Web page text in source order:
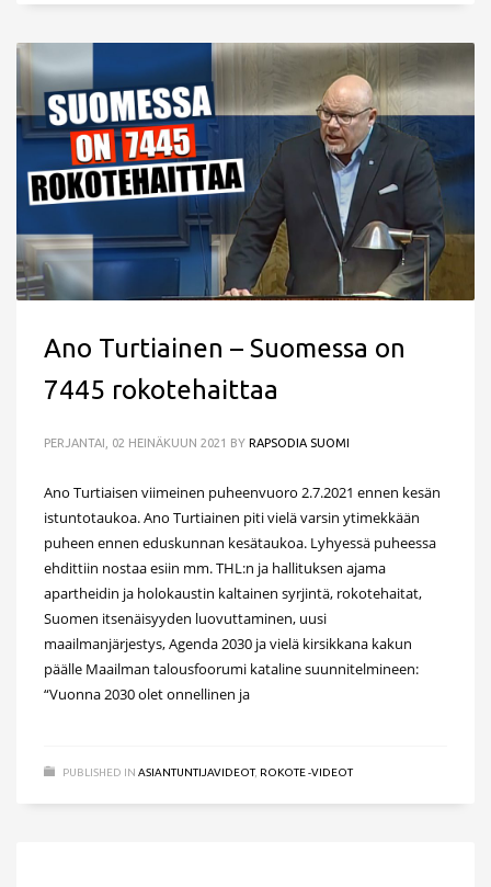
Ano Turtiainen – Suomessa on
7445 rokotehaittaa
PERJANTAI, 02 HEINÄKUUN 2021 BY RAPSODIA SUOMI
Ano Turtiaisen viimeinen puheenvuoro 2.7.2021 ennen kesän
istuntotaukoa. Ano Turtiainen piti vielä varsin ytimekkään
puheen ennen eduskunnan kesätaukoa. Lyhyessä puheessa
ehdittiin nostaa esiin mm. THL:n ja hallituksen ajama
apartheidin ja holokaustin kaltainen syrjintä, rokotehaitat,
Suomen itsenäisyyden luovuttaminen, uusi
maailmanjärjestys, Agenda 2030 ja vielä kirsikkana kakun
päälle Maailman talousfoorumi kataline suunnitelmineen:
“Vuonna 2030 olet onnellinen ja
PUBLISHED IN ASIANTUNTIJAVIDEOT, ROKOTE -VIDEOT